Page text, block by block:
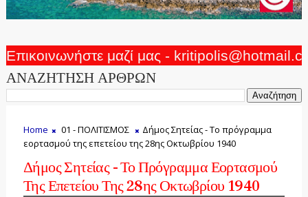
Επικοινωνήστε μαζί μας -
ΑΝΑΖΗΤΗΣΗ ΑΡΘΡΩΝ
Home 01 - ΠΟΛΙΤΙΣΜΟΣ
Δήμος Σητείας - Το πρόγραμμα
εορτασμού της επετείου της 28ης Οκτωβρίου 1940
Δήμος Σητείας - Το Πρόγραμμα Εορτασμού
Της Επετείου Της 28ης Οκτωβρίου 1940